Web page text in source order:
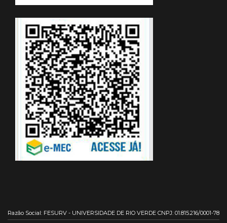
Razão Social: FESURV - UNIVERSIDADE DE RIO VERDE CNPJ: 01.815.216/0001-78